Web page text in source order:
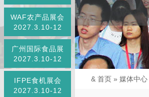
WAF农产品展会
2027.3.10-12
广州国际食品展
2027.3.10-12
IFPE食机展会
2027.3.10-12
& 首页 » 媒体中心